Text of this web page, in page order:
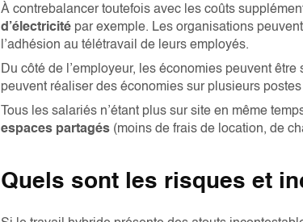
À contrebalancer toutefois avec les coûts
d’électricité par exemple. Les organisations
l’adhésion au télétravail de leurs employés.
Du côté de l’employeur, les économies peuvent
peuvent réaliser des économies sur plusieurs
Tous les salariés n’étant plus sur site en même
espaces partagés (moins de frais de location, de
Quels sont les risques et